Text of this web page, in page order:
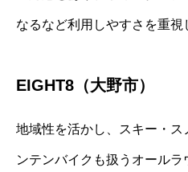
なるなど利用しやすさを重視
EIGHT8（大野市）
地域性を活かし、スキー・
ンテンバイクも扱うオールラ